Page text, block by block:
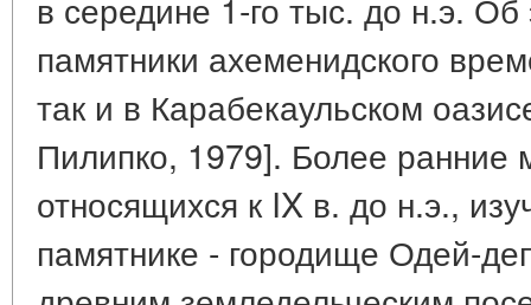
памятники ахеменидского
так и в Карабекаульском
Пилипко, 1979]. Более ранние
относящихся к IX в. до н.э.,
памятнике - городище Одей-